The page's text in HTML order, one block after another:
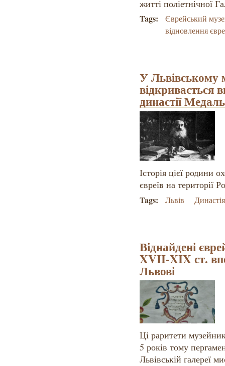
житті поліетнічної
Tags:
Єврейський
відновлення
У Львівському
відкривається
династії
Історія цієї родини
євреїв на території
Tags: Львів
Віднайдені
XVII-XIX ст.
Львові
Ці раритети
5 років тому
Львівській галереї